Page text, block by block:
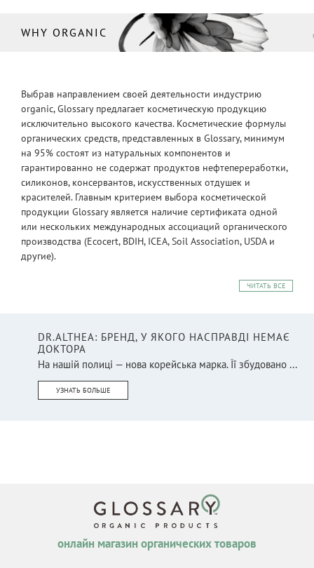
WHY ORGANIC
Выбрав направлением своей деятельности индустрию
organic, Glossary предлагает косметическую продукцию
исключительно высокого качества. Косметические формулы
органических средств, представленных в Glossary, минимум
на 95% состоят из натуральных компонентов и
гарантированно не содержат продуктов нефтепереработки,
силиконов, консервантов, искусственных отдушек и
красителей. Главным критерием выбора косметической
продукции Glossary является наличие сертификата одной
или нескольких международных ассоциаций органического
производства (Ecocert, BDIH, ICEA, Soil Association, USDA и
другие).
ЧИТАТЬ ВСЕ
DR.ALTHEA: БРЕНД, У ЯКОГО НАСПРАВДІ НЕМАЄ
ДОКТОРА
На нашій полиці — нова корейська марка. Її збудовано ...
УЗНАТЬ БОЛЬШЕ
онлайн магазин органических товаров